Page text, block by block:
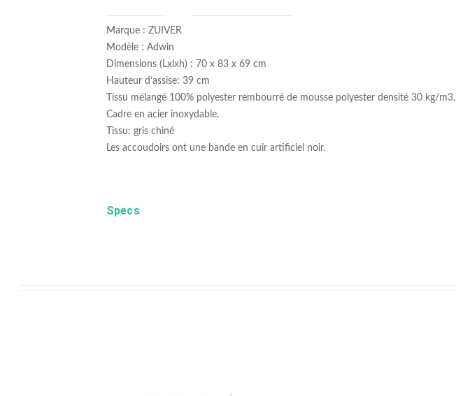
Marque : ZUIVER
Modèle : Adwin
Dimensions (Lxlxh) : 70 x 83 x 69 cm
Hauteur d’assise: 39 cm
Tissu mélangé 100% polyester rembourré de mousse polyester densité 30 kg/m3,
Cadre en acier inoxydable.
Tissu: gris chiné
Les accoudoirs ont une bande en cuir artificiel noir.
Specs